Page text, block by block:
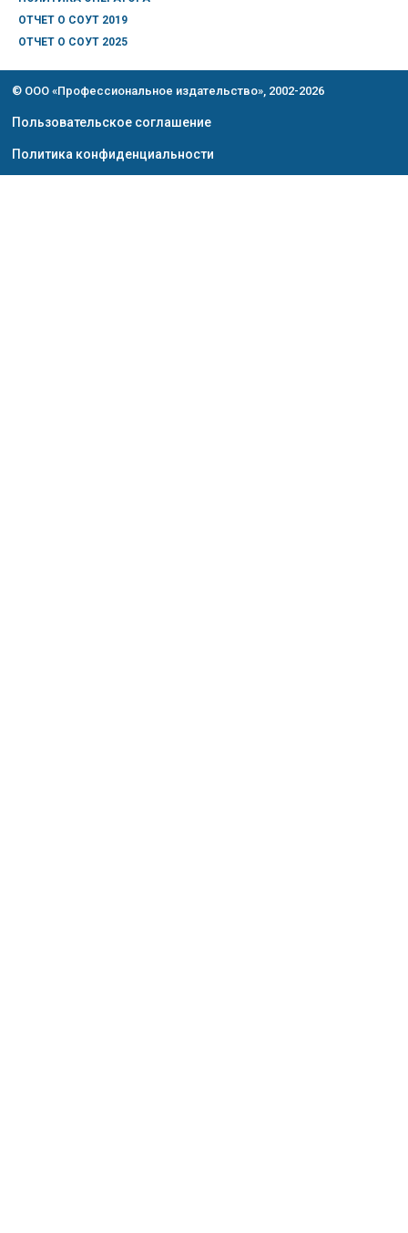
ОТЧЕТ О СОУТ 2019
ОТЧЕТ О СОУТ 2025
© ООО «Профессиональное издательство», 2002-2026
Пользовательское соглашение
Политика конфиденциальности